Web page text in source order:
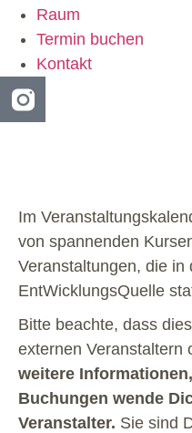
Raum
Termin buchen
Kontakt
Im
von spannenden
Veranstaltungen, die in
EntWicklungsQuelle
Bitte beachte, dass
externen Veranstaltern
weitere
Buchungen wende
Veranstalter. Sie sind